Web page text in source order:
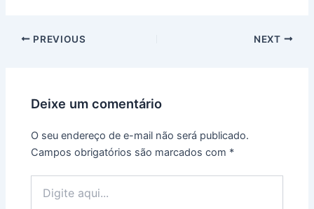
PREVIOUS NEXT
Deixe um comentário
O seu endereço de e-mail não será publicado.
Campos obrigatórios são marcados com *
aqui...